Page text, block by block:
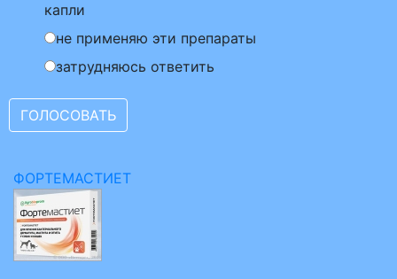
капли
не применяю эти препараты
затрудняюсь ответить
ФОРТЕМАСТИЕТ